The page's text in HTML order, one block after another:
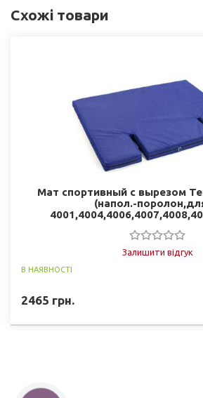
Схожі товари
Мат спортивный с вырезом
(напол.-
Залишити відгук
В НАЯВНОСТІ
2465 грн.